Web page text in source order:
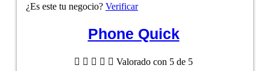
¿Es este tu negocio? Verificar
Phone Quick
     Valorado con 5 de 5